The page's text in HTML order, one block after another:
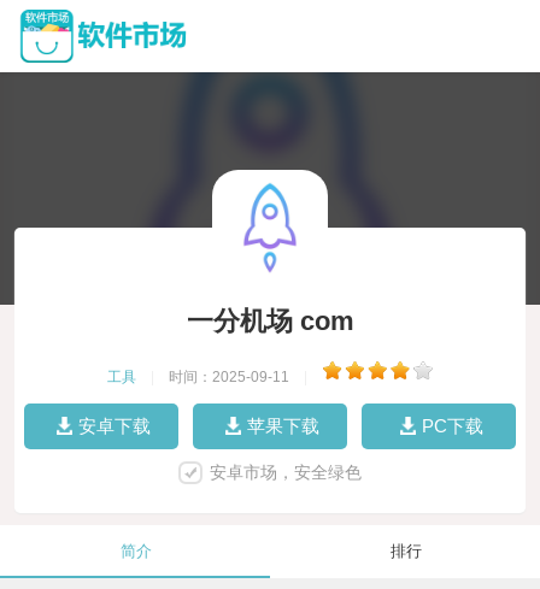
一分机场 com
工具 时间：2025-09-11
安卓下载 苹果下载 PC下载
安卓市场，安全绿色
简介 排行